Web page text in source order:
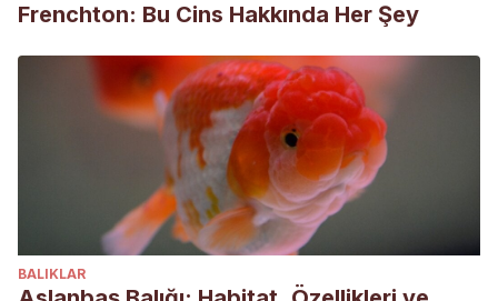
Frenchton: Bu Cins Hakkında Her Şey
BALIKLAR